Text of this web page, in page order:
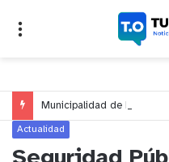
Actualidad